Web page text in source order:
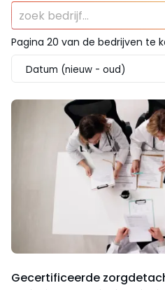
Pagina 20 van de bedrijven te
Gecertificeerde